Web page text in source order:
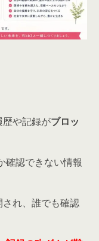
や記録がブロッ
確認できない情報
れ、誰でも確認